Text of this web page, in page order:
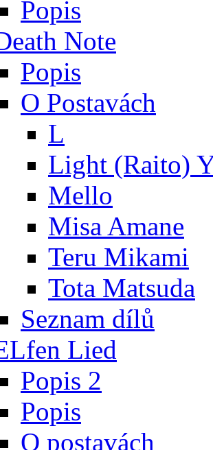
Popis
Note
Popis
O Postavách
L
Light (Raito)
Mello
Misa Amane
Teru Mikami
Tota Matsuda
Seznam dílů
Lied
Popis 2
Popis
O postavách